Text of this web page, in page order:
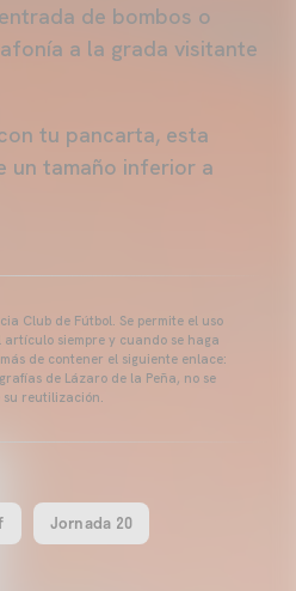
de bombos o
a la grada visitante
tu pancarta, esta
un tamaño inferior a
Club de Fútbol. Se permite el uso
siempre y cuando se haga
de contener el siguiente enlace:
de Lázaro de la Peña, no se
su reutilización.
Jornada 20